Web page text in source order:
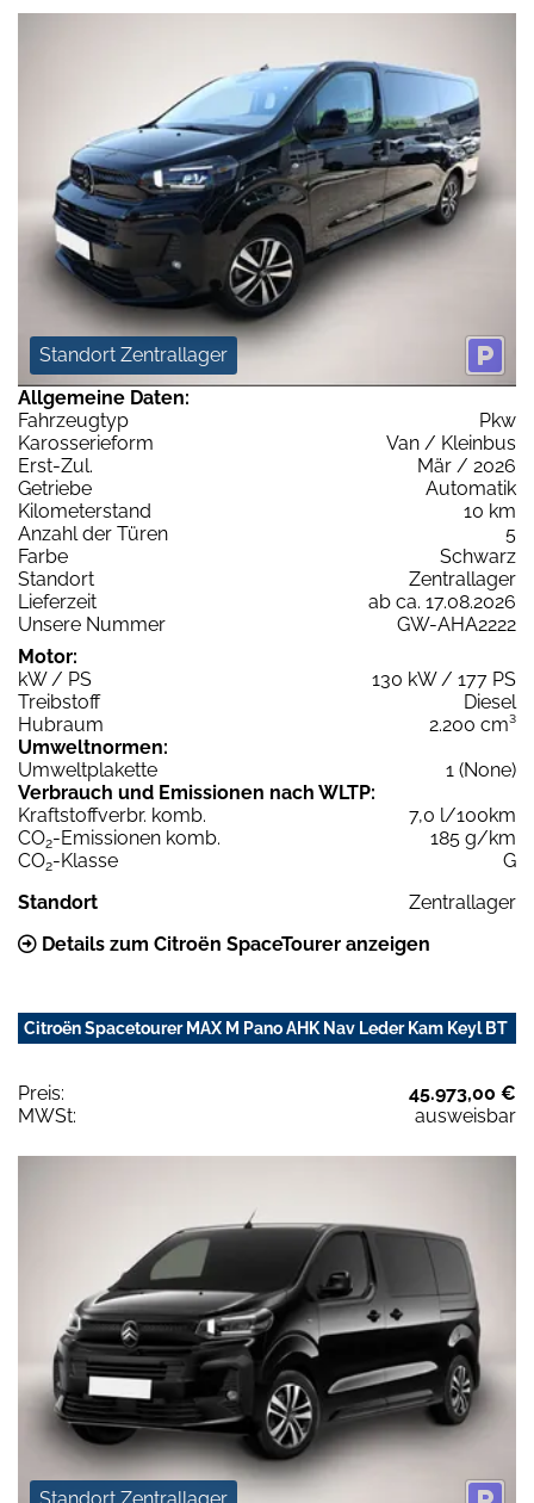
Standort Zentrallager
Allgemeine Daten:
Fahrzeugtyp
Pkw
Karosserieform
Van / Kleinbus
Erst-Zul.
Mär / 2026
Getriebe
Automatik
Kilometerstand
10 km
Anzahl der Türen
5
Farbe
Schwarz
Standort
Zentrallager
Lieferzeit
ab ca. 17.08.2026
Unsere Nummer
GW-AHA2222
Motor:
kW / PS
130 kW / 177 PS
Treibstoff
Diesel
Hubraum
2.200 cm³
Umweltnormen:
Umweltplakette
1 (None)
Verbrauch und Emissionen nach WLTP:
Kraftstoffverbr. komb.
7,0 l/100km
CO2-Emissionen komb.
185 g/km
CO2-Klasse
G
Standort
Zentrallager
Details zum Citroën SpaceTourer anzeigen
Citroën Spacetourer MAX M Pano AHK Nav Leder Kam Keyl BT
Preis:
45.973,00 €
MWSt:
ausweisbar
Standort Zentrallager